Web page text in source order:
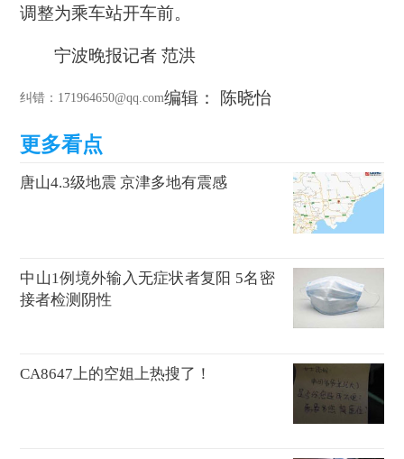
调整为乘车站开车前。
宁波晚报记者 范洪
纠错 ：171964650@qq.com编辑： 陈晓怡
唐山4.3级地震 京津多地有震感
中山1例境外输入无症状者复阳 5名密
接者检测阴性
CA8647上的空姐上热搜了！